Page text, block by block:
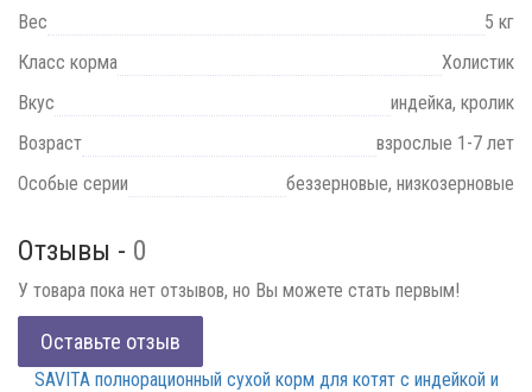
Вес
5 кг
Класс корма
Холистик
Вкус
индейка, кролик
Возраст
взрослые 1-7 лет
Особые серии
беззерновые, низкозерновые
Отзывы - 0
У товара пока нет отзывов, но Вы можете стать первым!
Оставьте отзыв
SAVITA полнорационный сухой корм для котят с индейкой и